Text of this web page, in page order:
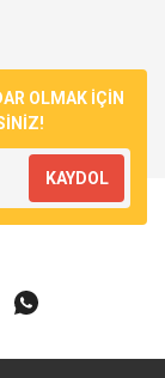
OLMAK İÇİN
KAYDOL